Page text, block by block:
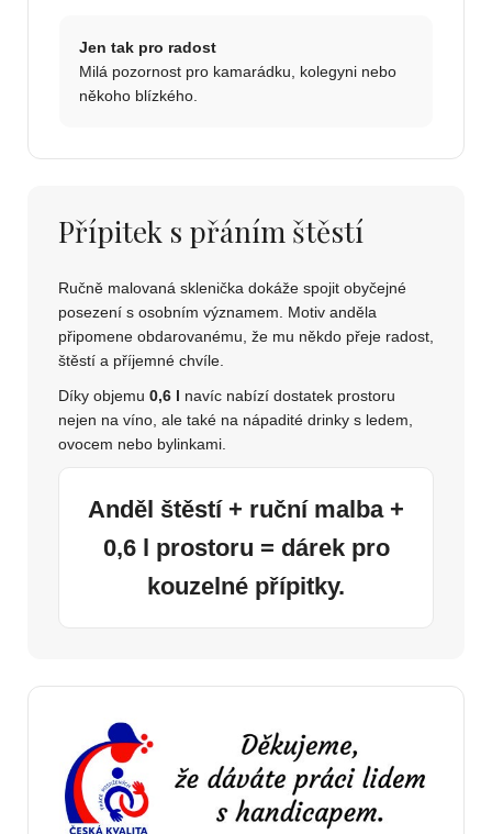
Jen tak pro radost
Milá pozornost pro kamarádku, kolegyni nebo
někoho blízkého.
Přípitek s přáním štěstí
Ručně malovaná sklenička dokáže spojit obyčejné
posezení s osobním významem. Motiv anděla
připomene obdarovanému, že mu někdo přeje radost,
štěstí a příjemné chvíle.
Díky objemu 0,6 l navíc nabízí dostatek prostoru
nejen na víno, ale také na nápadité drinky s ledem,
ovocem nebo bylinkami.
Anděl štěstí + ruční malba +
0,6 l prostoru = dárek pro
kouzelné přípitky.